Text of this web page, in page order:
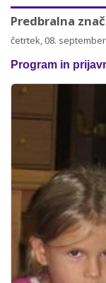
Predbralna
četrtek, 08.
Program in